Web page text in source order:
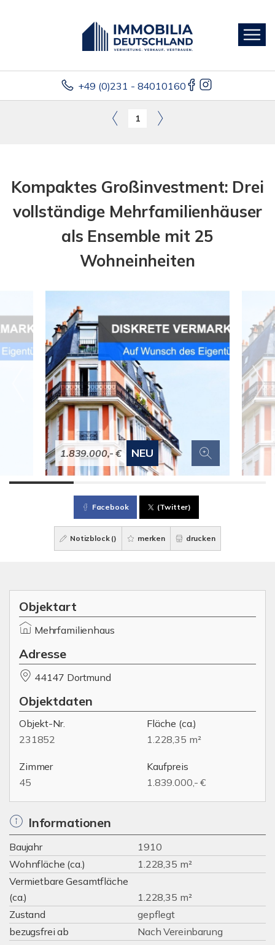
+49 (0)231 - 84010160
1
Kompaktes Großinvestment: Drei
vollständige Mehrfamilienhäuser
als Ensemble mit 25
Wohneinheiten
1.839.000,- € NEU
Facebook (Twitter)
Notizblock () merken drucken
Objektart
Mehrfamilienhaus
Adresse
44147 Dortmund
Objektdaten
Objekt-Nr.
231852
Fläche (ca.)
1.228,35 m²
Zimmer
45
Kaufpreis
1.839.000,- €
Informationen
Baujahr
1910
Wohnfläche (ca.)
1.228,35 m²
Vermietbare Gesamtfläche
(ca.)
1.228,35 m²
Zustand
gepflegt
bezugsfrei ab
Nach Vereinbarung